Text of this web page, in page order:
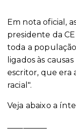
Em nota oficial,
presidente da
toda a
ligados às
escritor, que era
racial".
Veja abaixo a